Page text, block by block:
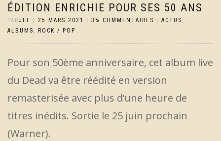
ÉDITION ENRICHIE POUR SES 50 ANS
PARJEF 25 MARS 2021 3% COMMENTAIRES ACTUS ,
ALBUMS , ROCK / POP
Pour son 50ème anniversaire, cet album live
du Dead va être réédité en version
remasterisée avec plus d’une heure de
titres inédits. Sortie le 25 juin prochain
(Warner).